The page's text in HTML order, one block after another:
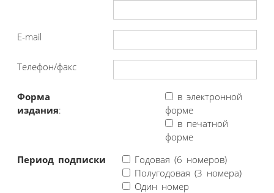
E-mail
Телефон/факс
Форма
издания:
в электронной
форме
в печатной
форме
Период подписки
Годовая (6 номеров)
Полугодовая (3 номера)
Один номер